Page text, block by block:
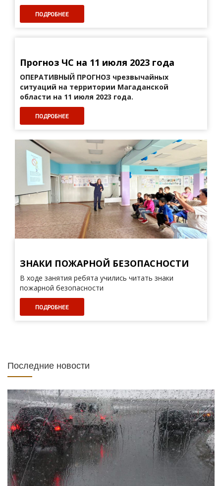
ПОДРОБНЕЕ
Прогноз ЧС на 11 июля 2023 года
ОПЕРАТИВНЫЙ ПРОГНОЗ чрезвычайных
ситуаций на территории Магаданской
области на 11 июля 2023 года.
ПОДРОБНЕЕ
ЗНАКИ ПОЖАРНОЙ БЕЗОПАСНОСТИ
В ходе занятия ребята учились читать знаки
пожарной безопасности
ПОДРОБНЕЕ
Последние новости